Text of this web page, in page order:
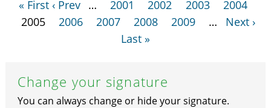
« First ‹ Prev … 2001 2002 2003
2004
2005
2006 2007 2008 2009 …
Next ›
Last »
Change your signature
You can always change or hide your signature.